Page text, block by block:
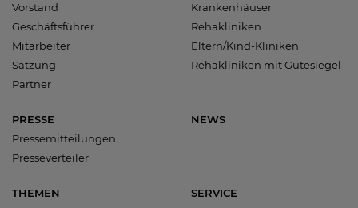
Vorstand
Geschäftsführer
Mitarbeiter
Satzung
Partner
Krankenhäuser
Rehakliniken
Eltern/Kind-Kliniken
Rehakliniken mit Gütesiegel
PRESSE
Pressemitteilungen
Presseverteiler
NEWS
THEMEN
SERVICE